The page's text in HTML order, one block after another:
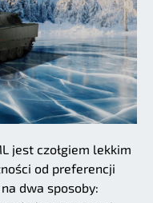
jest czołgiem lekkim
od preferencji
dwa sposoby: